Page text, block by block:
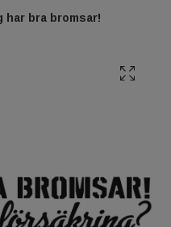
har bra bromsar!